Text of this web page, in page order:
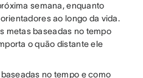
semana, enquanto
ao longo da vida.
metas baseadas no tempo
o quão distante ele
no tempo e como